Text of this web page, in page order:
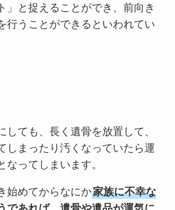
」と捉えることができ、前向き
行うことができるといわれてい
しても、長く遺骨を放置して、
しまったり汚くなっていたら運
なってしまいます。
始めてからなにか家族に不幸な